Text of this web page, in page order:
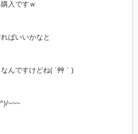
入ですｗ
ばいいかなと
んですけどね( ´艸｀)
~~~